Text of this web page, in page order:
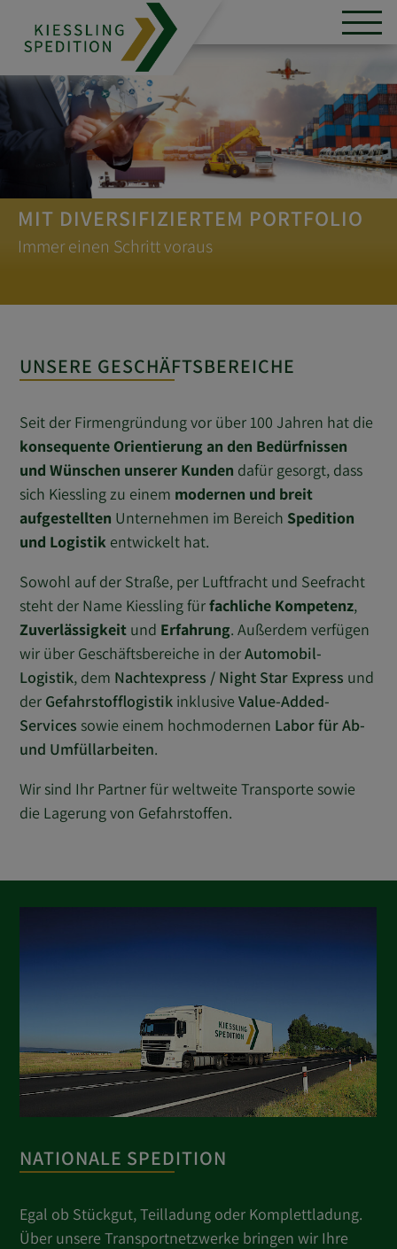
MIT DIVERSIFIZIERTEM PORTFOLIO
Immer einen Schritt voraus
UNSERE GESCHÄFTSBEREICHE
Seit der Firmengründung vor über 100 Jahren hat die
konsequente Orientierung an den Bedürfnissen
und Wünschen unserer Kunden dafür gesorgt, dass
sich Kiessling zu einem modernen und breit
aufgestellten Unternehmen im Bereich Spedition
und Logistik entwickelt hat.
Sowohl auf der Straße, per Luftfracht und Seefracht
steht der Name Kiessling fürfachliche Kompetenz,
Zuverlässigkeit und Erfahrung. Außerdem verfügen
wir über Geschäftsbereiche in derAutomobil-
Logistik, dem Nachtexpress / Night Star Express und
der Gefahrstofflogistik inklusiveValue-Added-
Services sowie einem hochmodernen Labor für Ab-
und Umfüllarbeiten.
Wir sind Ihr Partner für weltweite Transporte sowie
die Lagerung von Gefahrstoffen.
NATIONALE SPEDITION
Egal ob Stückgut, Teilladung oder Komplettladung.
Über unsere Transportnetzwerke bringen wir Ihre